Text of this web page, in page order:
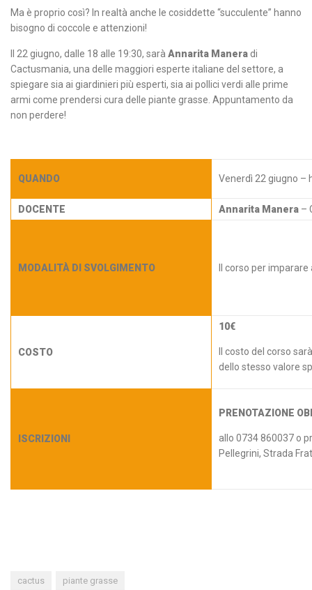
Ma è proprio così? In realtà anche le cosiddette “succulente” hanno
bisogno di coccole e attenzioni!
Il 22 giugno, dalle 18 alle 19:30, sarà Annarita Manera di
Cactusmania, una delle maggiori esperte italiane del settore, a
spiegare sia ai giardinieri più esperti, sia ai pollici verdi alle prime
armi come prendersi cura delle piante grasse. Appuntamento da
non perdere!
QUANDO Venerdì 22 giugno –
DOCENTE Annarita Manera –
MODALITÀ DI SVOLGIMENTO Il corso per
COSTO
10€
Il costo del corso
dello stesso valore
ISCRIZIONI
PRENOTAZIONE
allo 0734 860037 o
Pellegrini, Strada
cactus piante grasse